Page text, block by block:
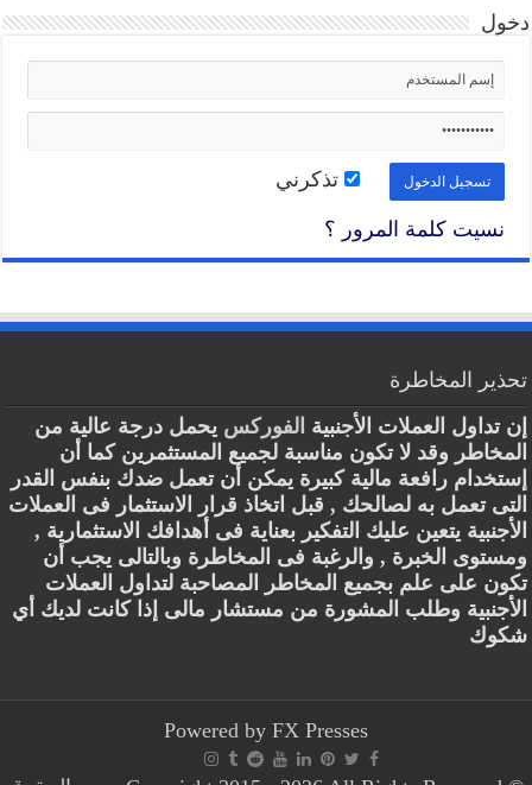
دخول
تذكرني
نسيت كلمة المرور ؟
تحذير المخاطرة
إن تداول العملات الأجنبية الفوركس يحمل درجة عالية من
المخاطر وقد لا تكون مناسبة لجميع المستثمرين كما أن
إستخدام رافعة مالية كبيرة يمكن أن تعمل ضدك بنفس القدر
التى تعمل به لصالحك , قبل اتخاذ قرار الاستثمار فى العملات
الأجنبية يتعين عليك التفكير بعناية فى أهدافك الاستثمارية ,
ومستوى الخبرة , والرغبة فى المخاطرة وبالتالى يجب أن
تكون على علم بجميع المخاطر المصاحبة لتداول العملات
الأجنبية وطلب المشورة من مستشار مالى إذا كانت لديك أي
شكوك
Powered by FX Presses